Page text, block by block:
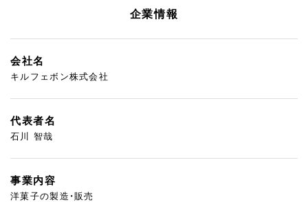
企業情報
会社名
キルフェボン株式会社
代表者名
石川 智哉
事業内容
洋菓子の製造・販売